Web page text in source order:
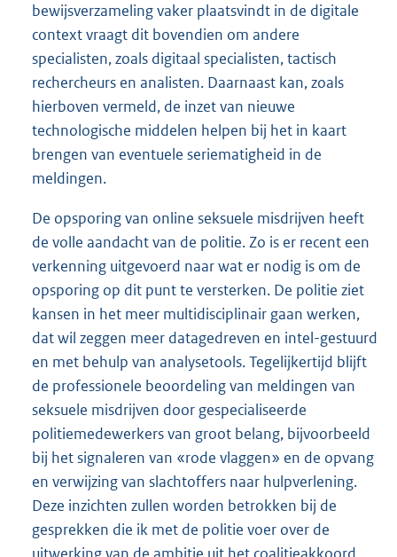
bewijsverzameling vaker plaatsvindt in de digitale
context vraagt dit bovendien om andere
specialisten, zoals digitaal specialisten, tactisch
rechercheurs en analisten. Daarnaast kan, zoals
hierboven vermeld, de inzet van nieuwe
technologische middelen helpen bij het in kaart
brengen van eventuele seriematigheid in de
meldingen.
De opsporing van online seksuele misdrijven heeft
de volle aandacht van de politie. Zo is er recent een
verkenning uitgevoerd naar wat er nodig is om de
opsporing op dit punt te versterken. De politie ziet
kansen in het meer multidisciplinair gaan werken,
dat wil zeggen meer datagedreven en intel-gestuurd
en met behulp van analysetools. Tegelijkertijd blijft
de professionele beoordeling van meldingen van
seksuele misdrijven door gespecialiseerde
politiemedewerkers van groot belang, bijvoorbeeld
bij het signaleren van «rode vlaggen» en de opvang
en verwijzing van slachtoffers naar hulpverlening.
Deze inzichten zullen worden betrokken bij de
gesprekken die ik met de politie voer over de